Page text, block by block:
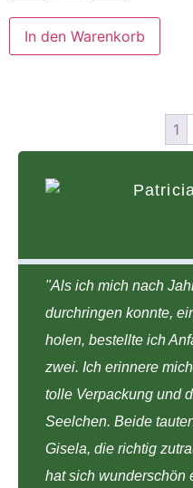
In den Warenkorb
1
"Als ich mich nach
durchringen konnte,
holen, bestellte ich
zwei. Ich erinnere
tolle Verpackung und
Seelchen. Beide
Gisela, die richtig
hat sich wunderschön